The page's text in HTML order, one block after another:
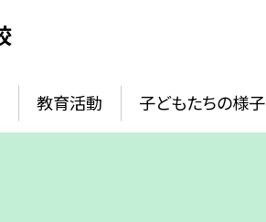
教育活動 子どもたちの様子